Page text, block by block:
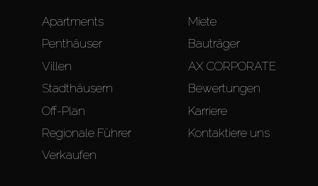
Apartments
Penthäuser
Villen
Stadthäusern
Off-Plan
Regionale Führer
Verkaufen
Miete
Bauträger
AX CORPORATE
Bewertungen
Karriere
Kontaktiere uns